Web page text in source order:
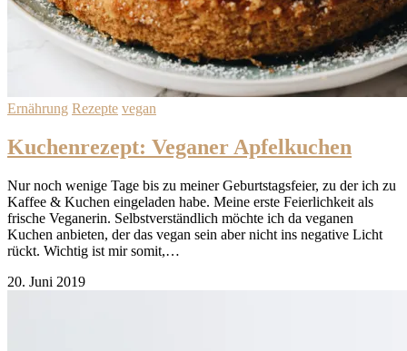
Ernährung Rezepte vegan
Kuchenrezept: Veganer Apfelkuchen
Nur noch wenige Tage bis zu meiner Geburtstagsfeier, zu der ich zu
Kaffee & Kuchen eingeladen habe. Meine erste Feierlichkeit als
frische Veganerin. Selbstverständlich möchte ich da veganen
Kuchen anbieten, der das vegan sein aber nicht ins negative Licht
rückt. Wichtig ist mir somit,…
20. Juni 2019